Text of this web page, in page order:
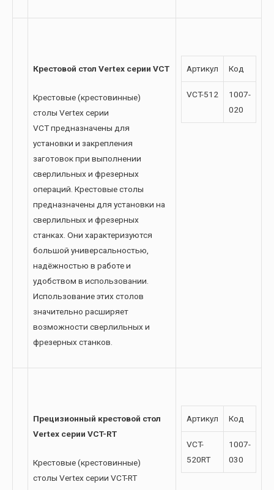
Крестовой стол Vertex серии VCT
Крестовые (крестовинные)
столы Vertex серии
VCT предназначены для
установки и закрепления
заготовок при выполнении
сверлильных и фрезерных
операций. Крестовые столы
предназначены для установки на
сверлильных и фрезерных
станках. Они характеризуются
большой универсальностью,
надёжностью в работе и
удобством в использовании.
Использование этих столов
значительно расширяет
возможности сверлильных и
фрезерных станков.
Артикул Код
VCT-512
1007-
020
Прецизионный крестовой стол
Vertex серии VCT-RT
Крестовые (крестовинные)
столы Vertex серии VCT-RT
Артикул Код
VCT-
520RT
1007-
030